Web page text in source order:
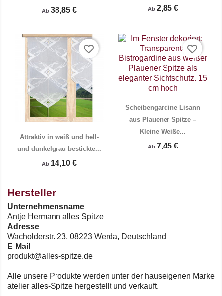
Vorschau
Ab 38,85 €
Vorschau
Ab 2,85 €
Vorschau
Attraktiv in weiß und hell-
und dunkelgrau bestickte...
Ab 14,10 €
favorite_border
Scheibengardine Lisann
aus Plauener Spitze –
Kleine Weiße...
Ab 7,45 €
favorite_border
Hersteller
Unternehmensname
Antje Hermann alles Spitze
Adresse
Wacholderstr. 23, 08223 Werda, Deutschland
E-Mail
produkt@alles-spitze.de
Alle unsere Produkte werden unter der hauseigenen Marke
atelier alles-Spitze hergestellt und verkauft.